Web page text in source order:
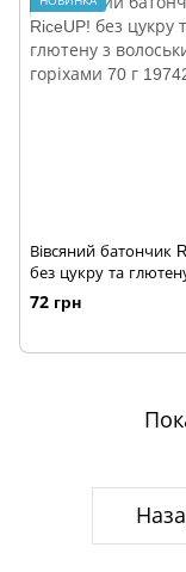
Вівсяний батончик
без цукру та
72 грн